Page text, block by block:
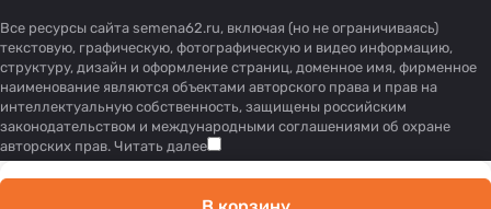
Все ресурсы сайта semena62.ru, включая (но не ограничиваясь)
текстовую, графическую, фотографическую и видео информацию,
структуру, дизайн и оформление страниц, доменное имя, фирменное
наименование являются объектами авторского права и прав на
интеллектуальную собственность, защищены российским
законодательством и международными соглашениями об охране
авторских прав. Читать далее